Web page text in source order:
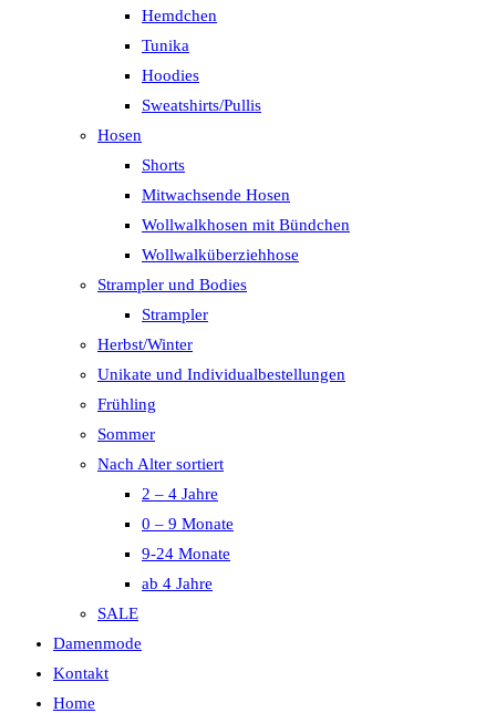
Hemdchen
Tunika
Hoodies
Sweatshirts/Pullis
Hosen
Shorts
Mitwachsende Hosen
Wollwalkhosen mit Bündchen
Wollwalküberziehhose
Strampler und Bodies
Strampler
Herbst/Winter
Unikate und Individualbestellungen
Frühling
Sommer
Nach Alter sortiert
2 – 4 Jahre
0 – 9 Monate
9-24 Monate
ab 4 Jahre
SALE
Damenmode
Kontakt
Home